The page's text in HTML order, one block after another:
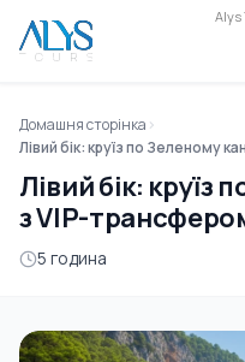
Alys
Домашня сторінка
Лівий бік: круїз по Зеленому
Лівий бік: круїз
з VIP-
5 година